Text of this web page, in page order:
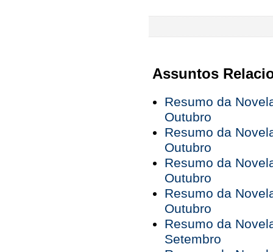
Assuntos
Resumo da
Outubro
Resumo da
Outubro
Resumo da
Outubro
Resumo da
Outubro
Resumo da
Setembro